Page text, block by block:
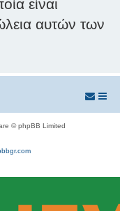
είναι
αυτών των
© phpBB Limited